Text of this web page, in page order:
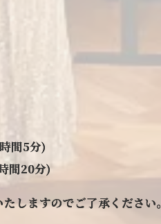
間5分)
間20分)
しますのでご了承ください。